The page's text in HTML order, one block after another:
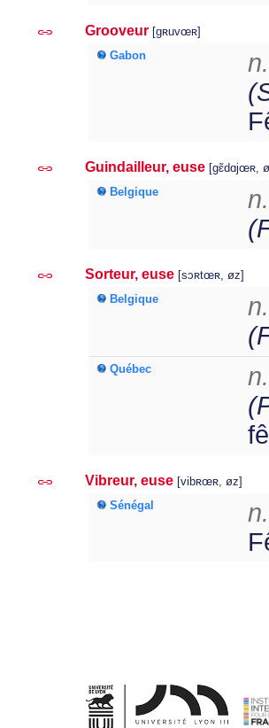
Grooveur [gʀuvœʀ]
Gabon
Guindailleur, euse [gɛ̃dɑjœʀ,
Belgique
Sorteur, euse [sɔʀtœʀ, øz]
Belgique
Québec
Vibreur, euse [vibʀœʀ, øz]
Sénégal